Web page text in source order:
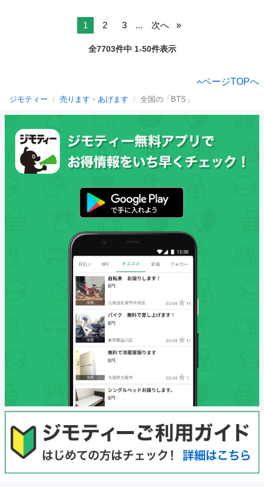
1 2 3 ... 次へ
全7703件中 1-50件表示
ページTOPへ
ジモティー 売ります・あげます 全国の「BTS」